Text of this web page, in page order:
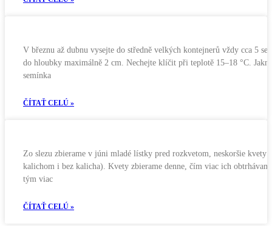
V březnu až dubnu vysejte do středně velkých kontejnerů vždy cca 5
do hloubky maximálně 2 cm. Nechejte klíčit při teplotě 15–18 °C.
semínka
ČÍTAŤ CELÚ »
Zo slezu zbierame v júni mladé lístky pred rozkvetom, neskoršie kvety
kalichom i bez kalicha). Kvety zbierame denne, čím viac ich
tým viac
ČÍTAŤ CELÚ »